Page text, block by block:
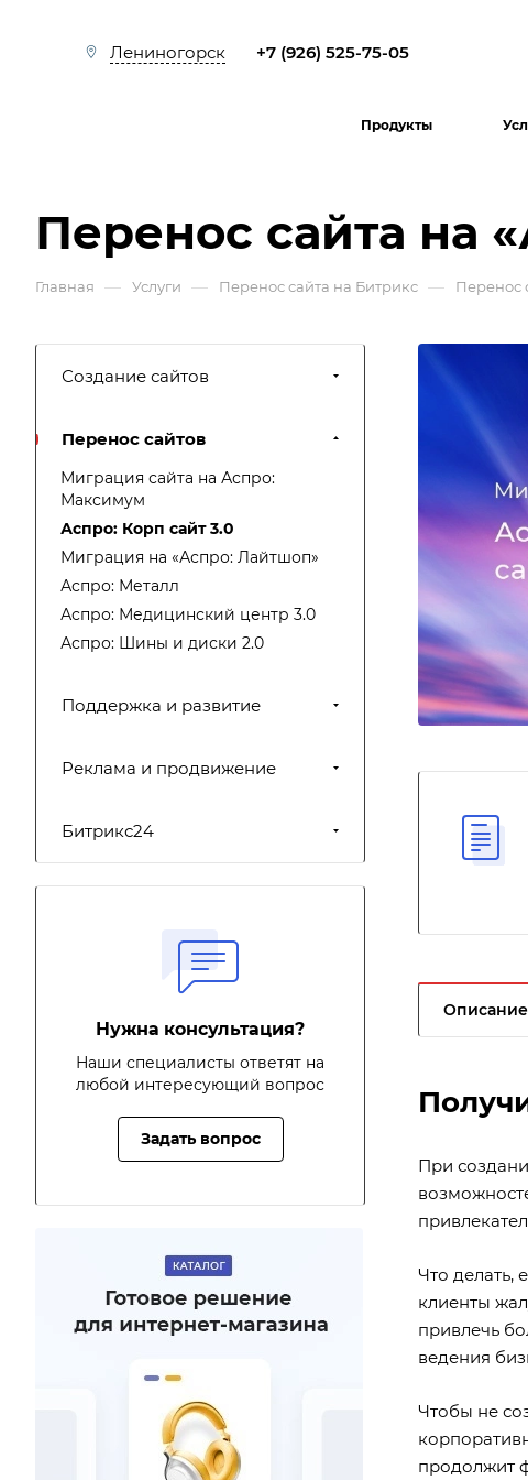
Лениногорск +7 (926) 525-75-05
Продукты
Перенос сайта на
Главная — Услуги — Перенос сайта на Битрикс — Перенос
Описание
При
Что делать,
клиенты
привлечь
ведения
Чтобы не
продолжит
Создание сайтов
Перенос сайтов
Миграция сайта на Аспро:
Максимум
Аспро: Корп сайт 3.0
Миграция на «Аспро: Лайтшоп»
Аспро: Металл
Аспро: Медицинский центр 3.0
Аспро: Шины и диски 2.0
Поддержка и развитие
Реклама и продвижение
Битрикс24
Нужна консультация?
Наши специалисты ответят на
любой интересующий вопрос
Задать вопрос